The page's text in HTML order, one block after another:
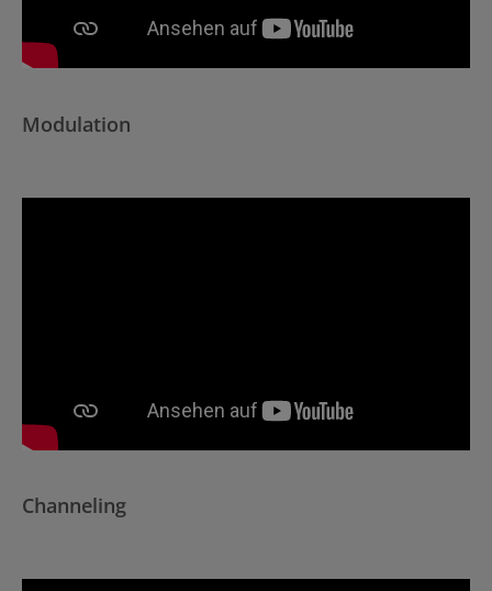
Modulation
Channeling